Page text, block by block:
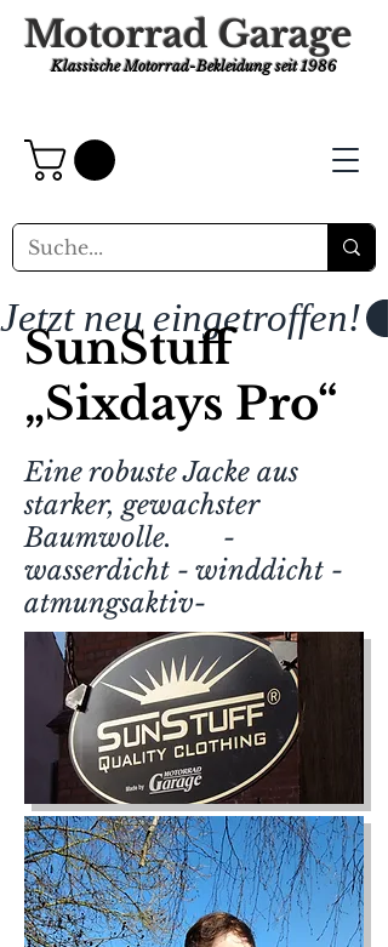
Motorrad Garage
Klassische Motorrad-Bekleidungseit 1986
Jetzt neu eingetroffen!
SunStuff
„Sixdays Pro“
Eine robuste Jacke aus
starker, gewachster
Baumwolle. -
wasserdicht - winddicht -
atmungsaktiv-